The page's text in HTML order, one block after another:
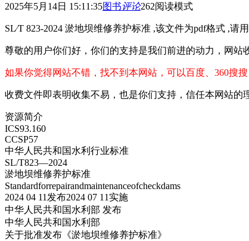
2025年5月14日 15:11:35图书评论262阅读模式
SL∕T 823-2024 淤地坝维修养护标准 ,该文件为pdf格式 ,请
尊敬的用户你们好，你们的支持是我们前进的动力，网站
如果你觉得网站不错，找不到本网站，可以百度、360搜
收费文件即表明收集不易，也是你们支持，信任本网站的
资源简介
ICS93.160
CCSP57
中华人民共和国水利行业标准
SL/T823—2024
淤地坝维修养护标准
Standardforrepairandmaintenanceofcheckdams
2024 04 11发布2024 07 11实施
中华人民共和国水利部 发布
中华人民共和国水利部
关于批准发布《淤地坝维修养护标准》